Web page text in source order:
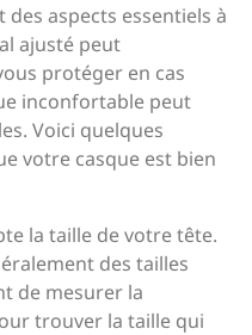
aspects essentiels à
ajusté peut
protéger en cas
inconfortable peut
Voici quelques
votre casque est bien
la taille de votre tête.
des tailles
de mesurer la
trouver la taille qui